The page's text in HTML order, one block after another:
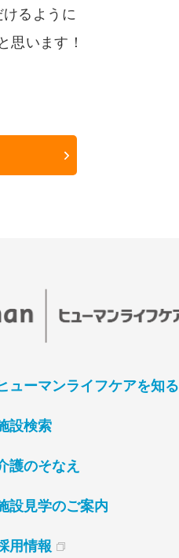
るように
思います！
ューマンライフケアを知る
設検索
護のそなえ
設見学のご案内
用情報